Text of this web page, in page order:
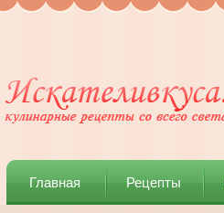
Главная Рецепты